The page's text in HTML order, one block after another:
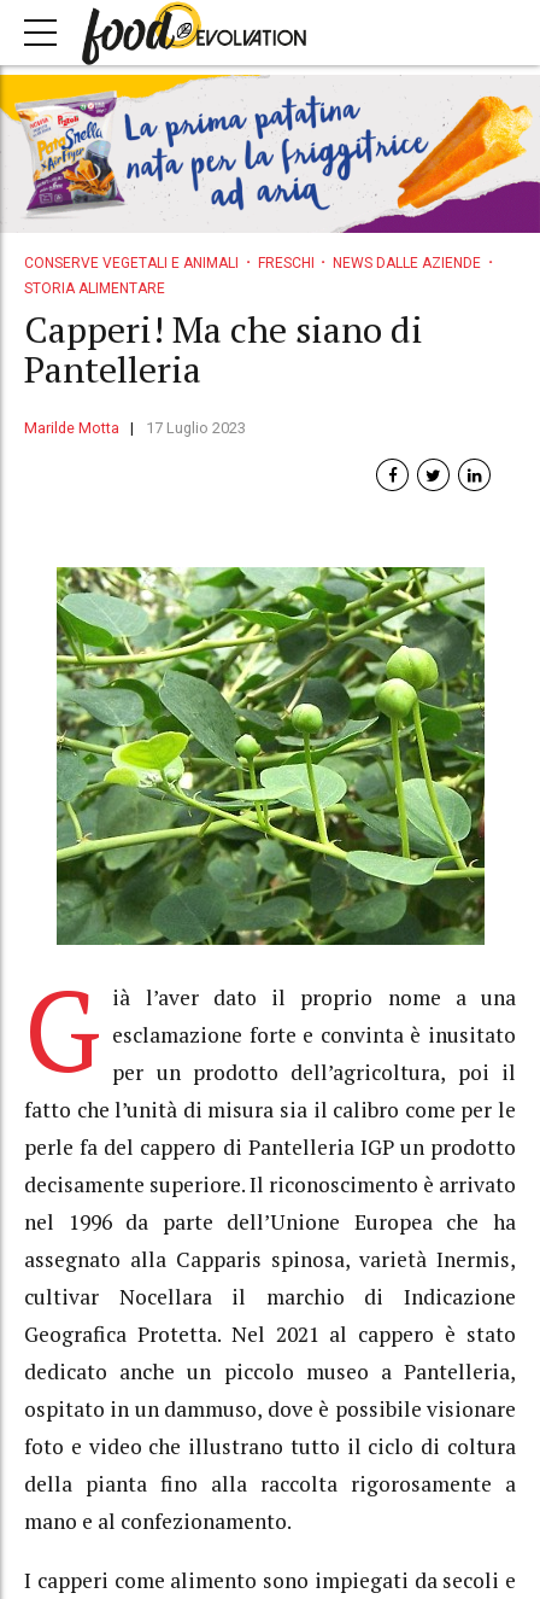
CONSERVE VEGETALI E ANIMALI FRESCHI
NEWS DALLE AZIENDE
STORIA ALIMENTARE
Capperi! Ma che siano di
Pantelleria
Marilde Motta 17 Luglio 2023
G ià l’aver dato il proprio nome a una
esclamazione forte e convinta è inusitato
per un prodotto dell’agricoltura, poi il
fatto che l’unità di misura sia il calibro come per le
perle fa del cappero di Pantelleria IGP un prodotto
decisamente superiore. Il riconoscimento è arrivato
nel 1996 da parte dell’Unione Europea che ha
assegnato alla Capparis spinosa, varietà Inermis,
cultivar Nocellara il marchio di Indicazione
Geografica Protetta. Nel 2021 al cappero è stato
dedicato anche un piccolo museo a Pantelleria,
ospitato in un dammuso, dove è possibile visionare
foto e video che illustrano tutto il ciclo di coltura
della pianta fino alla raccolta rigorosamente a
mano e al confezionamento.
I capperi come alimento sono impiegati da secoli e